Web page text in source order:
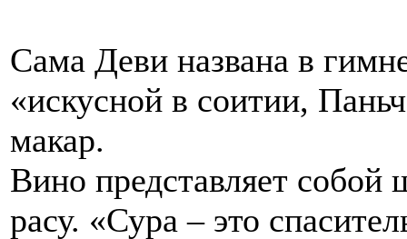
Сама Деви названа в
«искусной в соитии,
макар.
Вино представляет собой
расу. «Сура – это